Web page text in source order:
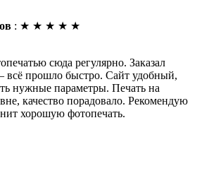
: ★ ★ ★ ★ ★
сюда регулярно. Заказал
всё прошло быстро. Сайт удобный,
нужные параметры. Печать на
качество порадовало. Рекомендую
хорошую фотопечать.